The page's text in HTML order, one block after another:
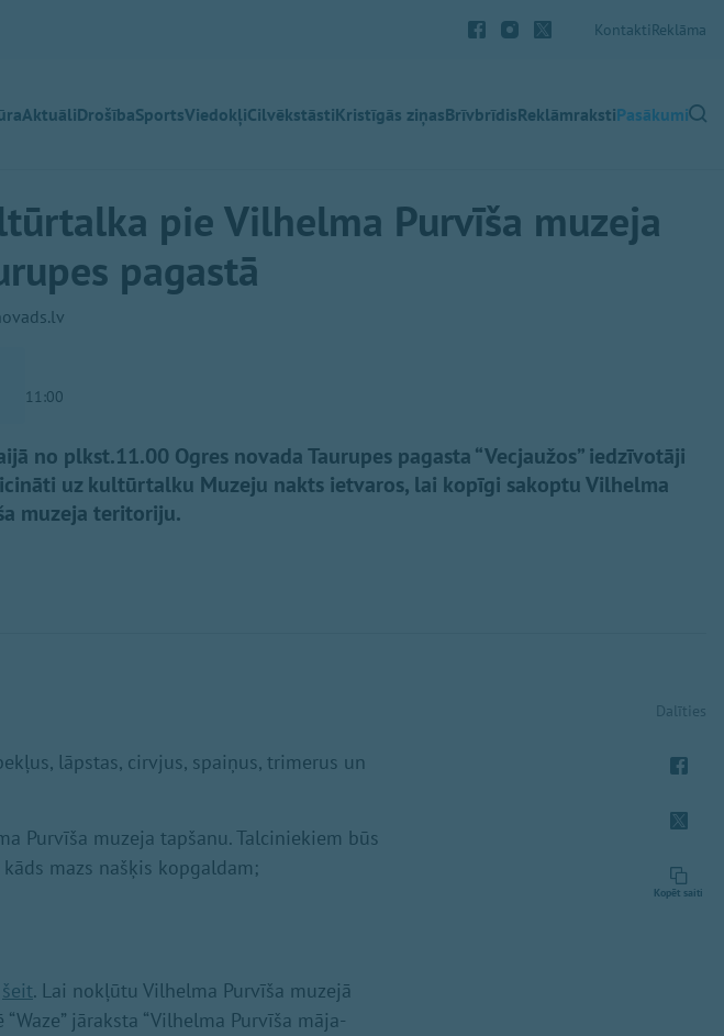
KontaktiReklāma
AktuāliDrošībaSportsViedokļiCilvēkstāstiKristīgās ziņasBrīvbrīdisReklāmrakstiPasākumi
pie Vilhelma Purvīša muzeja
pagastā
11:00
no plkst.11.00 Ogres novada Taurupes pagasta “Vecjaužos” iedzīvotāji
uz kultūrtalku Muzeju nakts ietvaros, lai kopīgi sakoptu Vilhelma
muzeja teritoriju.
lāpstas, cirvjus, spaiņus, trimerus un
Purvīša muzeja tapšanu. Talciniekiem būs
mazs našķis kopgaldam;
šeit. Lai nokļūtu Vilhelma Purvīša muzejā
jāraksta “Vilhelma Purvīša māja-
Dalīties
Kopēt saiti